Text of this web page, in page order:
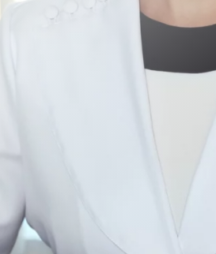
490 - 5o andar - Bela